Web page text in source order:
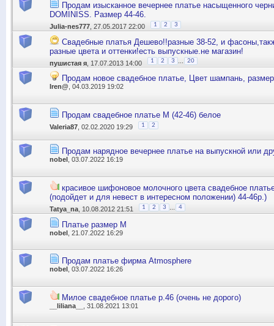
Продам изысканное вечернее платье насыщенного
DOMINISS. Размер 44-46.
Julia-nes777 , 27.05.2017 22:00 1 2 3
Свадебные платья Дешево!!разные 38-52, и
разные цвета и оттенки!есть выпускные.не магазин!
пушистая я , 17.07.2013 14:00 1 2 3 ... 20
Продам новое свадебное платье, Цвет шампань,
Iren@, 04.03.2019 19:02
Продам свадебное платье М (42-46) белое
Valeria87 , 02.02.2020 19:29 1 2
Продам нарядное вечернее платье на выпускной или
nobel , 03.07.2022 16:19
красивое шифоновое молочного цвета свадебное
(подойдет и для невест в интересном положении) 44-46р.)
Tatya_na , 10.08.2012 21:51 1 2 3 4
Платье размер М
nobel , 21.07.2022 16:29
Продам платье фирма Atmosphere
nobel , 03.07.2022 16:26
Милое свадебное платье р.46 (очень не дорого)
__liliana__ , 31.08.2021 13:01